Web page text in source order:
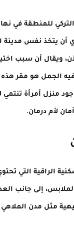
التركي للمنطقة
أن يتخذ نفس
ويقال أن سبب
الجمل هو مقر
منزل أمرأة تنتمي
لأم درمان.
الراقية التي
إلى جانب
مثل مدن